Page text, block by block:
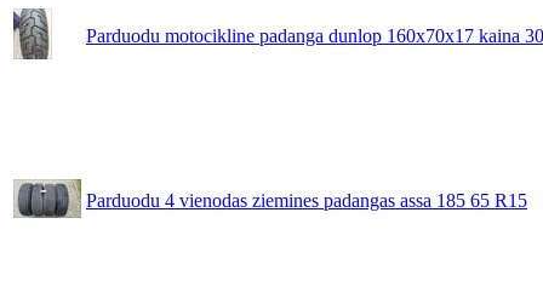
Parduodu motocikline padanga dunlop 160x70x17 kaina
Parduodu 4 vienodas ziemines padangas assa 185 65 R15